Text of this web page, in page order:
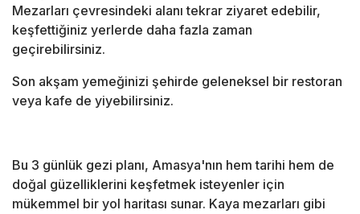
Mezarları çevresindeki alanı tekrar ziyaret edebilir,
keşfettiğiniz yerlerde daha fazla zaman
geçirebilirsiniz.
Son akşam yemeğinizi şehirde geleneksel bir restoran
veya kafe de yiyebilirsiniz.
Bu 3 günlük gezi planı, Amasya'nın hem tarihi hem de
doğal güzelliklerini keşfetmek isteyenler için
mükemmel bir yol haritası sunar. Kaya mezarları gibi